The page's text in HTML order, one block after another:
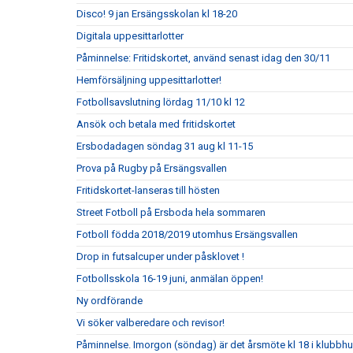
Disco! 9 jan Ersängsskolan kl 18-20
Digitala uppesittarlotter
Påminnelse: Fritidskortet, använd senast idag den 30/11
Hemförsäljning uppesittarlotter!
Fotbollsavslutning lördag 11/10 kl 12
Ansök och betala med fritidskortet
Ersbodadagen söndag 31 aug kl 11-15
Prova på Rugby på Ersängsvallen
Fritidskortet-lanseras till hösten
Street Fotboll på Ersboda hela sommaren
Fotboll födda 2018/2019 utomhus Ersängsvallen
Drop in futsalcuper under påsklovet !
Fotbollsskola 16-19 juni, anmälan öppen!
Ny ordförande
Vi söker valberedare och revisor!
Påminnelse. Imorgon (söndag) är det årsmöte kl 18 i